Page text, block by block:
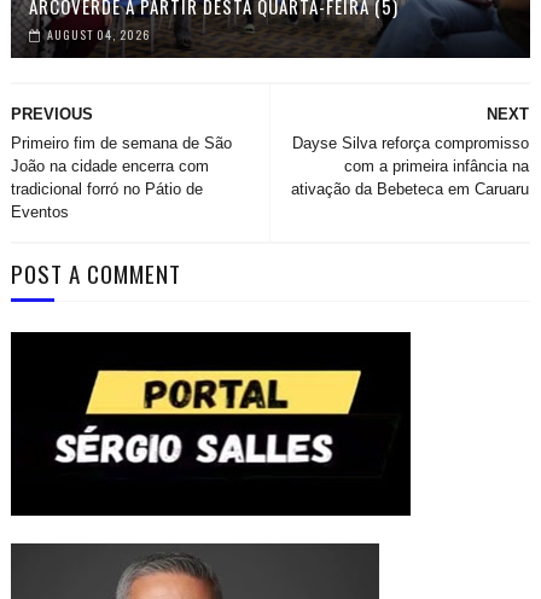
ARCOVERDE A PARTIR DESTA QUARTA-FEIRA (5)
AUGUST 04, 2026
NEXT
Dayse Silva reforça compromisso
com a primeira infância na
ativação da Bebeteca em Caruaru
PREVIOUS
Primeiro fim de semana de São
João na cidade encerra com
tradicional forró no Pátio de
Eventos
POST A COMMENT